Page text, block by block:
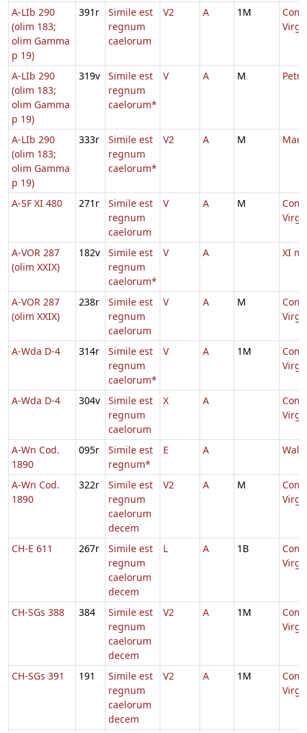
A-LIb 290
(olim 183;
olim Gamma
p 19)
391r
Simile est
regnum
caelorum
V2 A 1M
A-LIb 290
(olim 183;
olim Gamma
p 19)
319v
Simile est
regnum
caelorum*
V A M
A-LIb 290
(olim 183;
olim Gamma
p 19)
333r
Simile est
regnum
caelorum*
V2 A M
A-SF XI 480 271r
Simile est
regnum
caelorum
V A M
A-VOR 287
(olim XXIX)
182v
Simile est
regnum
caelorum*
V A XI
A-VOR 287
(olim XXIX)
238r
Simile est
regnum
caelorum
V A M
A-Wda D-4 314r
Simile est
regnum
caelorum*
V A 1M
A-Wda D-4 304v
Simile est
regnum
caelorum
X A
A-Wn Cod.
1890
095r
Simile est
regnum*
E A
A-Wn Cod.
1890
322r
Simile est
regnum
caelorum
decem
V2 A M
CH-E 611 267r
Simile est
regnum
caelorum
decem
L A 1B
CH-SGs 388 384
Simile est
regnum
caelorum
decem
V2 A 1M
CH-SGs 391 191
Simile est
regnum
caelorum
decem
V2 A 1M